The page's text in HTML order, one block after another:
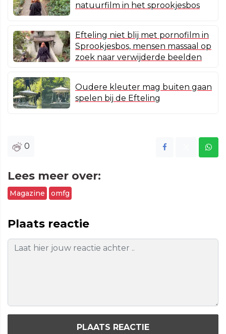
natuurfilm in het sprookjesbos
Efteling niet blij met pornofilm in
Sprookjesbos, mensen massaal op
zoek naar verwijderde beelden
Oudere kleuter mag buiten gaan
spelen bij de Efteling
0
Lees meer over:
Magazine omfg
Plaats reactie
PLAATS REACTIE